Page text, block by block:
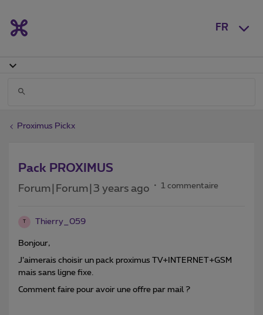
FR
Proximus Pickx
Pack PROXIMUS
Forum|Forum|3 years ago 1 commentaire
Thierry_059
Bonjour,
J’aimerais choisir un pack proximus TV+INTERNET+GSM
mais sans ligne fixe.
Comment faire pour avoir une offre par mail ?